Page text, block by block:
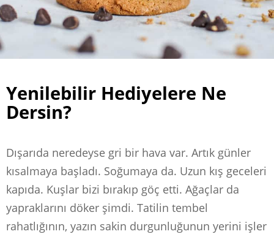
Yenilebilir Hediyelere Ne
Dersin?
Dışarıda neredeyse gri bir hava var. Artık günler
kısalmaya başladı. Soğumaya da. Uzun kış geceleri
kapıda. Kuşlar bizi bırakıp göç etti. Ağaçlar da
yapraklarını döker şimdi. Tatilin tembel
rahatlığının, yazın sakin durgunluğunun yerini işler